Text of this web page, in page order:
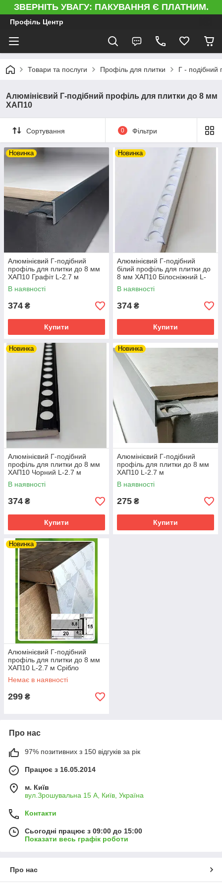
ЗВЕРНІТЬ УВАГУ: ПАКУВАННЯ Є ПЛАТНИМ.
Профіль Центр
Товари та послуги Профіль для плитки Г - подібний
Алюмінієвий Г-подібний профіль для плитки до 8 мм
ХАП10
Сортування 0 Фільтри
Новинка
Алюмінієвий Г-подібний
профіль для плитки до 8 мм
ХАП10 Графіт L-2.7 м
В наявності
374 ₴
Купити
Новинка
Алюмінієвий Г-подібний
білий профіль для плитки до
8 мм ХАП10 Білосніжний L-
2.7 м
В наявності
374 ₴
Купити
Новинка
Алюмінієвий Г-подібний
профіль для плитки до 8 мм
ХАП10 Чорний L-2.7 м
В наявності
374 ₴
Купити
Новинка
Алюмінієвий Г-подібний
профіль для плитки до 8 мм
ХАП10 L-2.7 м
В наявності
275 ₴
Купити
Новинка
Алюмінієвий Г-подібний
профіль для плитки до 8 мм
ХАП10 L-2.7 м Срібло
(поліроване)
Немає в наявності
299 ₴
Про нас
97% позитивних з 150 відгуків за рік
Працює з 16.05.2014
м. Київ
вул.Зрошувальна 15 А, Київ, Україна
Контакти
Сьогодні працює з 09:00 до 15:00
Показати весь графік роботи
Про нас